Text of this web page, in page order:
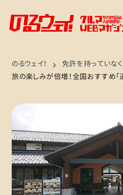
のるウェイ！
免許を持っていな
旅の楽しみが倍増！全国おすすめ